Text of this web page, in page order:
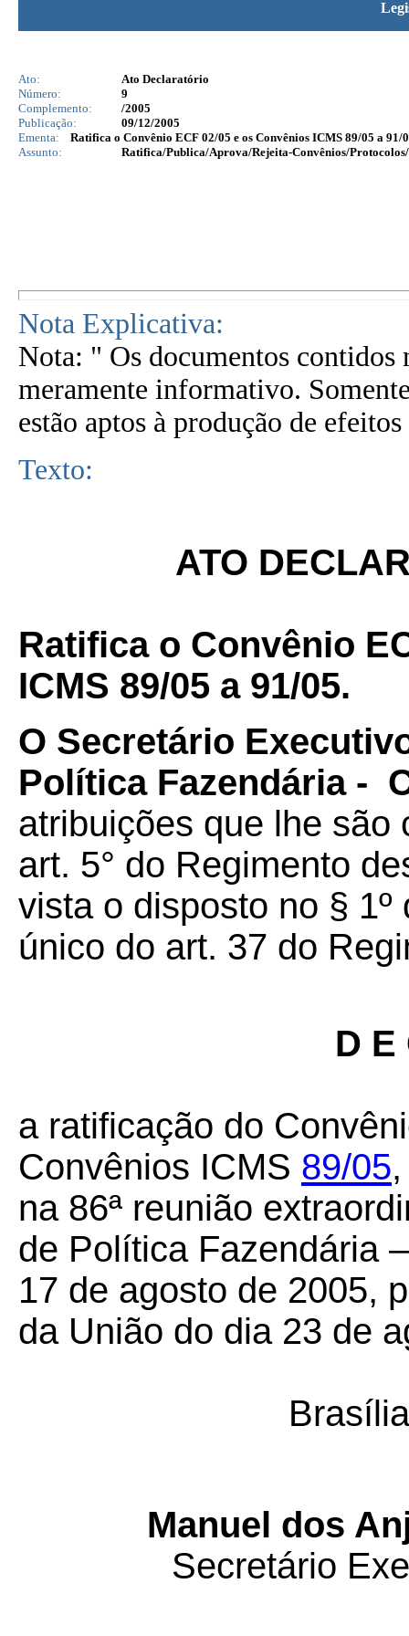
Ato:
Ato Declaratório
Número:
9
Complemento:
/2005
Publicação:
09/12/2005
Ementa:
Ratifica o Convênio ECF 02/05 e os Convênios ICMS 89/05 a 91/
Assunto:
Ratifica/Publica/Aprova/Rejeita-Convênios/
Nota Explicativa:
Nota: " Os documentos contidos
meramente informativo.
estão aptos à produção de
Texto:
ATO
Ratifica o Convênio
ICMS 89/05 a 91/05.
O Secretário
Política Fazendária -
atribuições que lhe são
art. 5° do Regimento
vista o disposto no §
único do art. 37 do
D E
a ratificação do
Convênios ICMS 89/05
na 86ª reunião
de Política Fazendária
17 de agosto de 2005,
da União do dia 23 de
Manuel dos
Secretário